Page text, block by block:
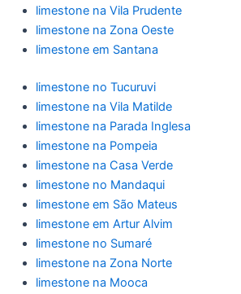
limestone na Vila Prudente
limestone na Zona Oeste
limestone em Santana
limestone no Tucuruvi
limestone na Vila Matilde
limestone na Parada Inglesa
limestone na Pompeia
limestone na Casa Verde
limestone no Mandaqui
limestone em São Mateus
limestone em Artur Alvim
limestone no Sumaré
limestone na Zona Norte
limestone na Mooca